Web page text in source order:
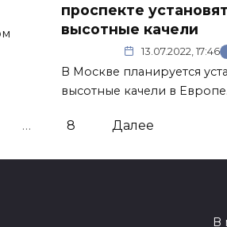
проспекте
высотные качели
13.07.2022, 17:46
В Москве планируется
высотные качели в Европе.
… 8 Далее
В